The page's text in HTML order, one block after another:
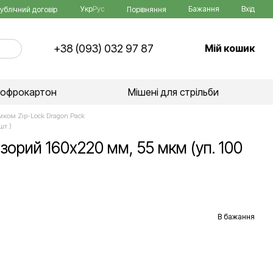
договір УкрРус Порівняння Бажання Вхід
+38 (093) 032 97 87 Мій кошик
Мішені для стрільби
Zip-Lock Dragon Pack
160х220 мм, 55 мкм (уп. 100
В бажання